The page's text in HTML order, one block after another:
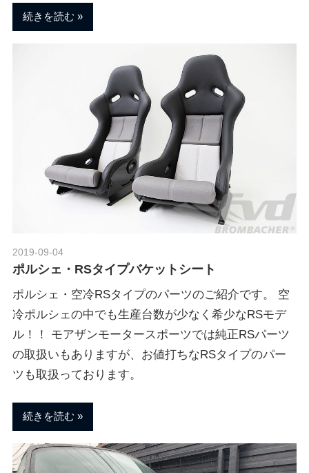
続きを読む
2019-09-04
ポルシェ・RSタイプバケットシート
ポルシェ・空冷RSタイプのパーツのご紹介です。 空
冷ポルシェの中でも生産台数が少なく希少なRSモデ
ル！！ モアザンモータースポーツでは純正RSパーツ
の取扱いもありますが、お値打ちなRSタイプのパー
ツも取扱っております。
続きを読む